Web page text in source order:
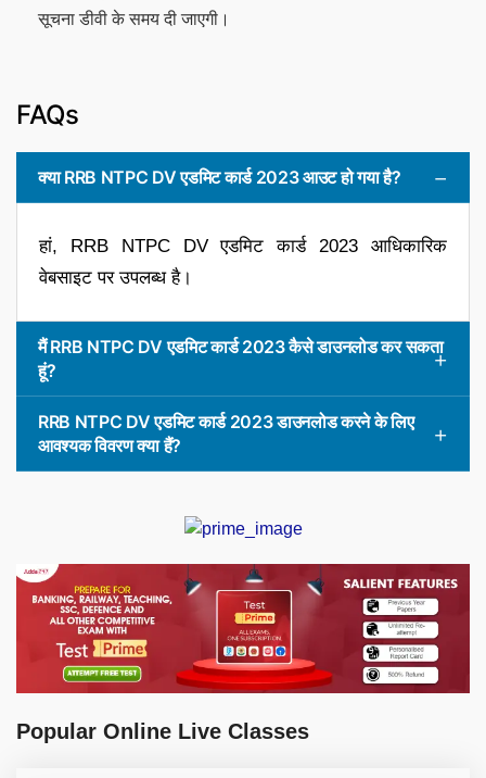
सूचना डीवी के समय दी जाएगी।
FAQs
क्या RRB NTPC DV एडमिट कार्ड 2023 आउट हो गया है?
हां, RRB NTPC DV एडमिट कार्ड 2023 आधिकारिक
वेबसाइट पर उपलब्ध है।
मैं RRB NTPC DV एडमिट कार्ड 2023 कैसे डाउनलोड कर सकता
हूं?
RRB NTPC DV एडमिट कार्ड 2023 डाउनलोड करने के लिए
आवश्यक विवरण क्या हैं?
Popular Online Live Classes